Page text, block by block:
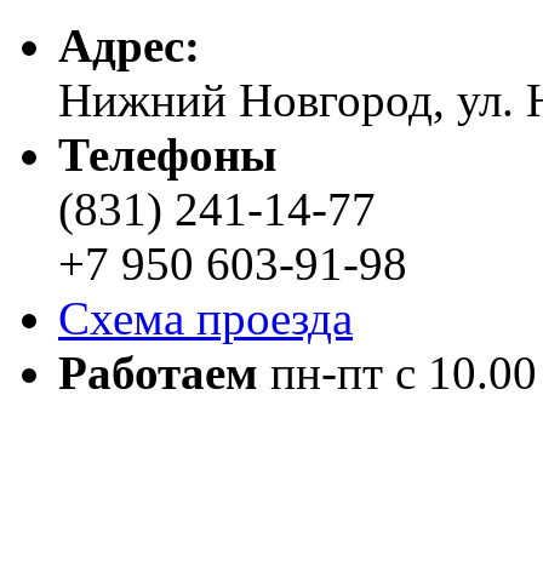
Адреc:
Нижний Новгород, ул.
Телефоны
(831) 241-14-77
+7 950 603-91-98
Схема проезда
Работаем пн-пт с